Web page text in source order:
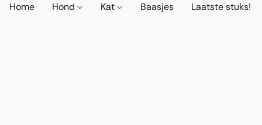
Home Hond Kat Baasjes Laatste stuks!